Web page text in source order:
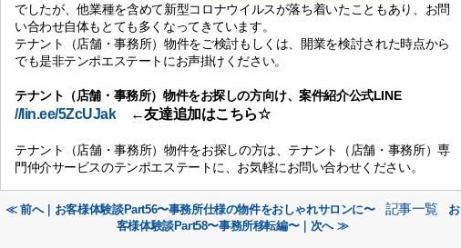
でしたが、他業種を含めて新型コロナウイルスが落ち着いたこともあり、お問
い合わせ自体もとても多くなってきています。
テナント（店舗・事務所）物件をご検討もしくは、開業を検討された時点から
でも是非テンポエステートにお声掛けください。
テナント（店舗・事務所）物件をお探しの方向け、案件紹介公式LINE
//lin.ee/5ZcUJak ←友達追加はこちら☆
テナント（店舗・事務所）物件をお探しの方は、テナント（店舗・事務所）専
門仲介サービスのテンポエステートに、お気軽にお問い合わせください。
≪ 前へ｜お客様体験談Part56〜事務所仕様の物件をおしゃれサロンに〜 記事一覧
お
客様体験談Part58〜事務所移転編〜｜次へ ≫